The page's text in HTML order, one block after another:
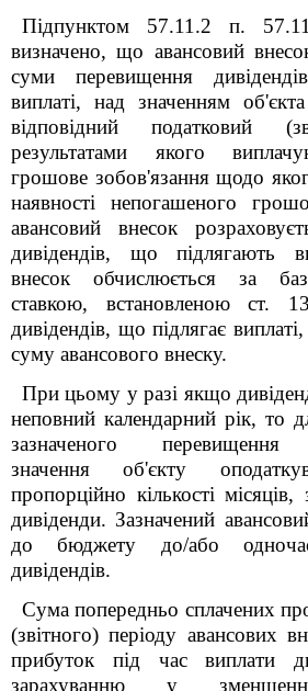
Підпунктом 57.11 .2 п. 57.11
визначено, що авансовий
суми перевищення
виплаті, над значенням
відповідний податковий
результатами якого
грошове зобов'язання щодо
наявності непогашеного
авансовий внесок
дивідендів, що підлягають
внесок обчислюється за
ставкою, встановленою ст.
дивідендів, що підлягає
суму авансового внеску.
При цьому у разі якщо
неповний календарний рік, то
зазначеного перевищення
значення об'єкту
пропорційно кількості
дивіденди. Зазначений
до бюджету до/або
дивідендів.
Сума попередньо сплачених
(звітного) періоду авансових
прибуток під час виплати
зарахуванню у